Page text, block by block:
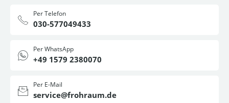
Per Telefon
030-577049433
Per WhatsApp
+49 1579 2380070
Per E-Mail
service@frohraum.de